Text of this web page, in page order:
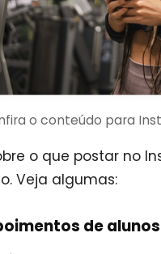
o conteúdo para
o que postar no
Veja algumas:
de alunos